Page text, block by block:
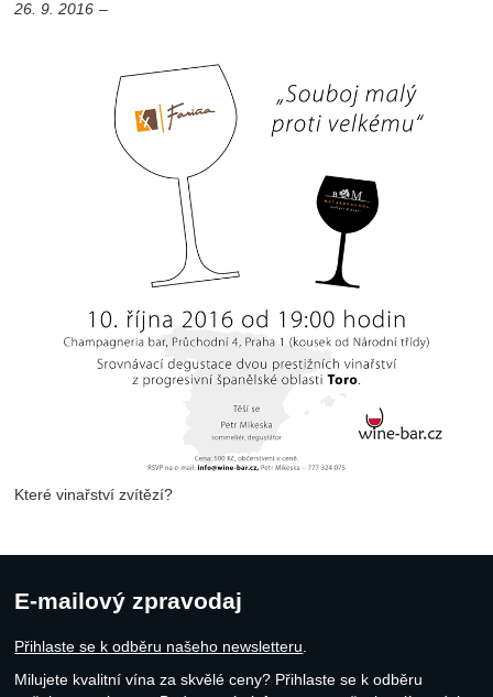
26. 9. 2016
Které vinařství zvítězí?
E-mailový zpravodaj
Přihlaste se k odběru našeho newsletteru
Milujete kvalitní vína za skvělé ceny? Přihlaste se k odběru